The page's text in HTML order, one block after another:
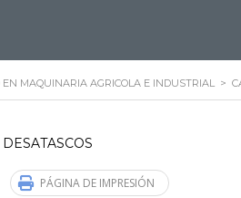
MAQUINARIA AGRICOLA E INDUSTRIAL >
PÁGINA DE IMPRESIÓN